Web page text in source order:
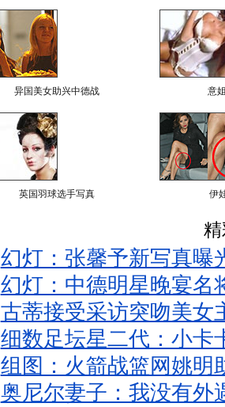
异国美女助兴中德战 意
英国羽球选手写真 伊
幻灯：张馨予新写真曝
幻灯：中德明星晚宴名
古蒂接受采访突吻美女
细数足坛星二代：小卡
组图：火箭战篮网姚明
奥尼尔妻子：我没有外